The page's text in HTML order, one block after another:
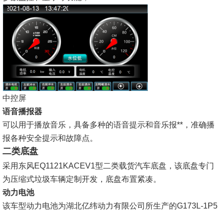
中控屏
语音播报器
可以用于播放音乐，具备多种的语音提示和音乐报**，准确播
报各种安全提示和故障点。
二类底盘
采用东风EQ1121KACEV1型二类载货汽车底盘，该底盘专门
为压缩式垃圾车辆定制开发，底盘布置紧凑。
动力电池
该车型动力电池为湖北亿纬动力有限公司所生产的G173L-1P5